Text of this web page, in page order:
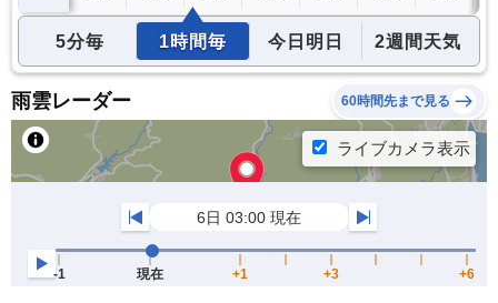
5分毎 1時間毎 今日明日 2週間天気
雨雲レーダー 60時間先まで見る